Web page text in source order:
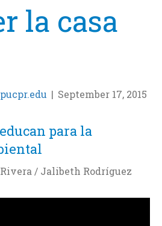
la casa
| September 17, 2015
para la
/ Jalibeth Rodríguez